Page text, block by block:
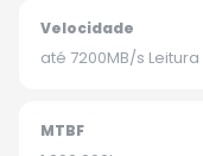
Velocidade
até 7200MB/s
MTBF